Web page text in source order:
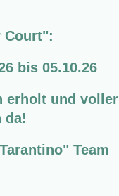
Court":
bis 05.10.26
erholt und voller
da!
Team